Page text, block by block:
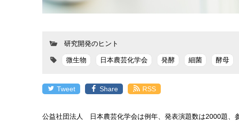
研究開発のヒント
微生物 日本農芸化学会 発酵 細菌 酵母
Tweet Share RSS
公益社団法人 日本農芸化学会は例年、発表演題数は2000題、